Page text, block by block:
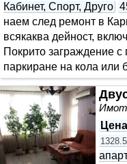
Кабинет, Спорт, Друго
наем след ремонт в
всякаква дейност,
Покрито заграждение
паркиране на кола или
Цена